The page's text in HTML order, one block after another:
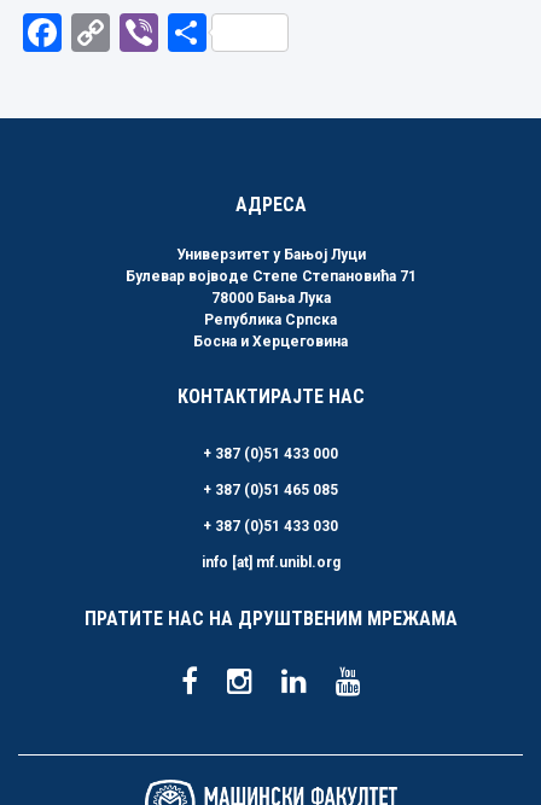
Facebook
CopyViberShare
АДРЕСА
Универзитет у Бањој Луци
Булевар војводе Степе Степановића 71
78000 Бања Лука
Република Српска
Босна и Херцеговина
КОНТАКТИРАЈТЕ НАС
+ 387 (0)51 433 000
+ 387 (0)51 465 085
+ 387 (0)51 433 030
info [at] mf.unibl.org
ПРАТИТЕ НАС НА ДРУШТВЕНИМ МРЕЖАМА